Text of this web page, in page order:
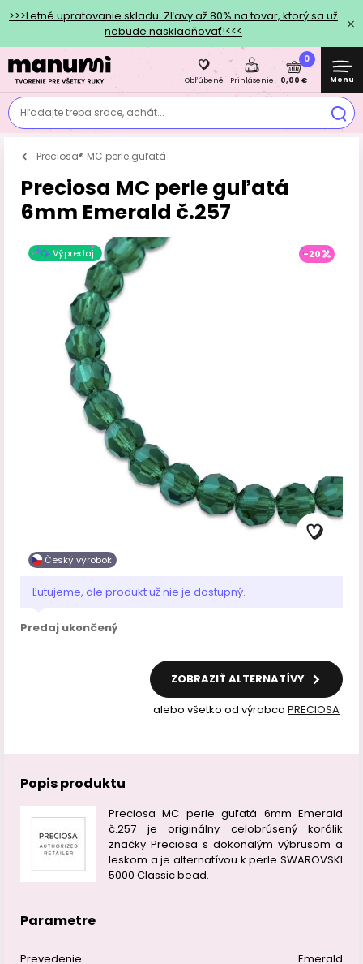
>>>Letné upratovanie skladu: Zľavy až 80% na tovar, ktorý sa už
nebude naskladňovať!<<<
Hľadajte treba srdce, achát...
Obľúbené Prihlásenie
0
0,00 € Menu
Preciosa® MC perle guľatá
Preciosa MC perle guľatá
6mm Emerald č.257
Výpredaj
Český výrobok
-20
Ľutujeme, ale produkt už nie je dostupný.
Predaj ukončený
ZOBRAZIŤ ALTERNATÍVY
alebo všetko od výrobca PRECIOSA
Popis produktu
Preciosa MC perle guľatá 6mm Emerald
č.257 je originálny celobrúsený korálik
značky Preciosa s dokonalým výbrusom a
leskom a je alternatívou k perle SWAROVSKI
5000 Classic bead.
Parametre
Prevedenie Emerald